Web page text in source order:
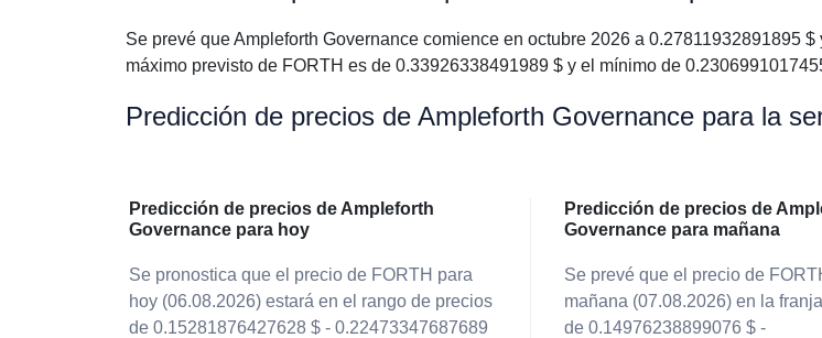
Se prevé que Ampleforth Governance comience en octubre 2026 a 0.27811932891895
máximo previsto de FORTH es de 0.33926338491989 $ y el mínimo de
Predicción de precios de Ampleforth Governance para la
Predicción de precios de Ampleforth
Governance para hoy
Se pronostica que el precio de FORTH para
hoy (06.08.2026) estará en el rango de precios
de 0.15281876427628 $ - 0.22473347687689
Predicción de precios de
Governance para mañana
Se prevé que el precio de
mañana (07.08.2026) en la
de 0.14976238899076 $ -